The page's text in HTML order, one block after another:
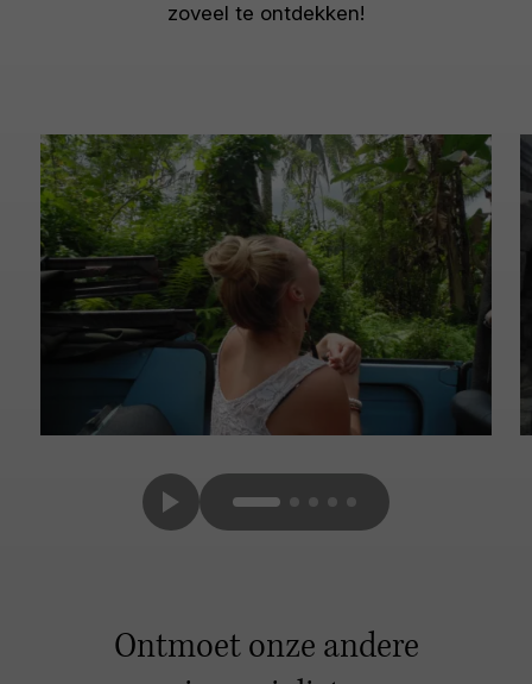
zoveel te ontdekken!
Ontmoet onze andere